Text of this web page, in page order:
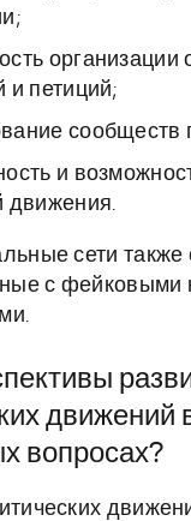
организации
и петиций;
сообществ
и
движения.
сети также
с фейковыми
движений
вопросах?